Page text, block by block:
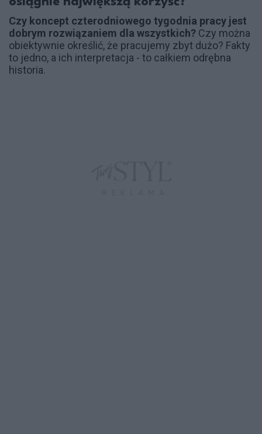
Czy koncept czterodniowego tygodnia pracy jest
dobrym rozwiązaniem dla wszystkich? Czy można
obiektywnie określić, że pracujemy zbyt dużo? Fakty
to jedno, a ich interpretacja - to całkiem odrębna
historia.